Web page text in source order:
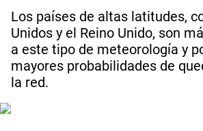
Los países de altas latitudes,
Unidos y el Reino Unido, son
a este tipo de meteorología y
mayores probabilidades de
la red.